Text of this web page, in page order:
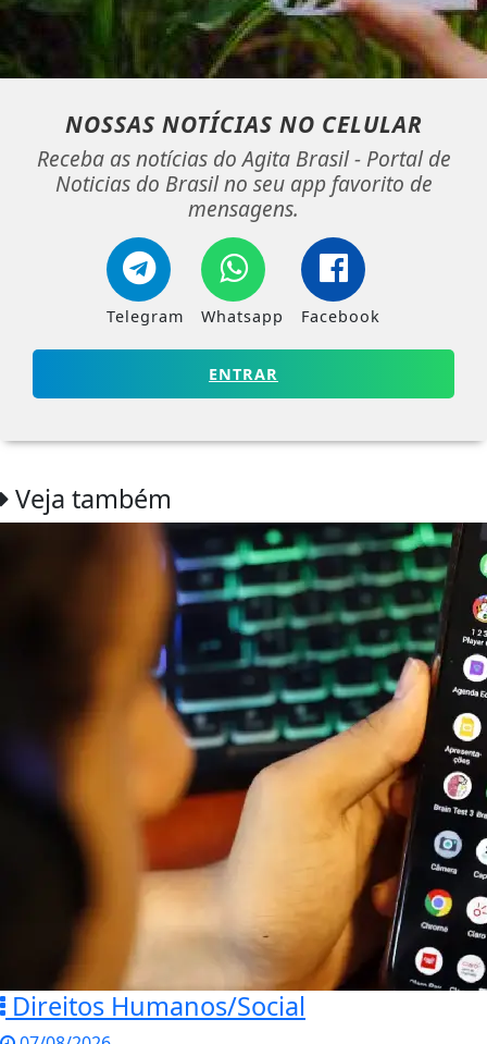
NOSSAS NOTÍCIAS NO CELULAR
Receba as notícias do Agita Brasil - Portal de
Noticias do Brasil no seu app favorito de
mensagens.
Telegram Whatsapp Facebook
ENTRAR
Veja também
Direitos Humanos/Social